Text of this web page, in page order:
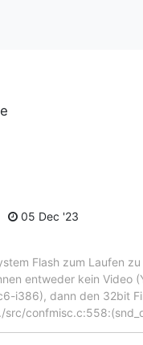
05 Dec '23
Flash zum Laufen
entweder kein Video
i386), dann den 32bit
src/